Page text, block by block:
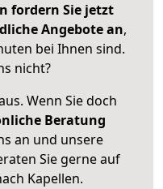
fordern Sie jetzt
Angebote an,
bei Ihnen sind.
nicht?
Wenn Sie doch
Beratung
an und unsere
Sie gerne auf
Kapellen.